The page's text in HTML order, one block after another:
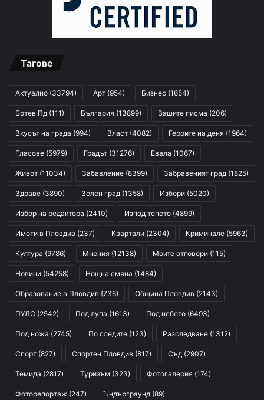
Тагове
Актуално (33794) Арт (954) Бизнес (1654)
Ботев Пд (111) България (13899) Вашите писма (206)
Вкусът на града (994) Власт (4082) Героите на деня (1964)
Гласове (5979) Градът (31276) Евала (1067)
Живот (11034) Забавление (8399) Забравеният град (1825)
Здраве (3890) Зелен град (1358) Избори (5020)
Избор на редактора (2410) Изпод тепето (4899)
Имоти в Пловдив (237) Квартали (2304) Криминале (5963)
Култура (9786) Мнения (12138) Моите отговори (115)
Новини (54258) Нощна смяна (1484)
Образование в Пловдив (736) Община Пловдив (2143)
ПУЛС (2542) Под лупа (1613) Под небето (6493)
Под ножа (2745) По следите (123) Разследване (1312)
Спорт (827) Спортен Пловдив (817) Съд (2907)
Темида (2817) Туризъм (323) Фотогалерия (174)
Фоторепортаж (247) Ъндърграунд (89)